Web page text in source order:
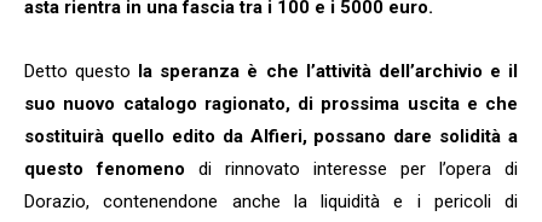
asta rientra in una fascia tra i 100 e i 5000 euro.
Detto questo la speranza è che l’attività dell’archivio e il
suo nuovo catalogo ragionato, di prossima uscita e che
sostituirà quello edito da Alfieri, possano dare solidità a
questo fenomeno di rinnovato interesse per l’opera di
Dorazio, contenendone anche la liquidità e i pericoli di